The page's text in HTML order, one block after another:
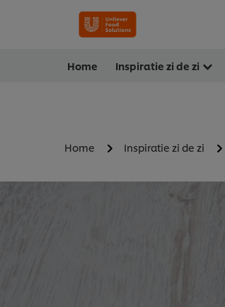
Home Inspiratie zi de zi
Home Inspiratie zi de zi